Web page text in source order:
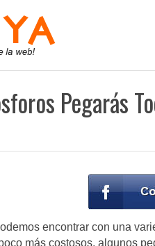
Pegarás
encontrar con una
más costosos, algunos